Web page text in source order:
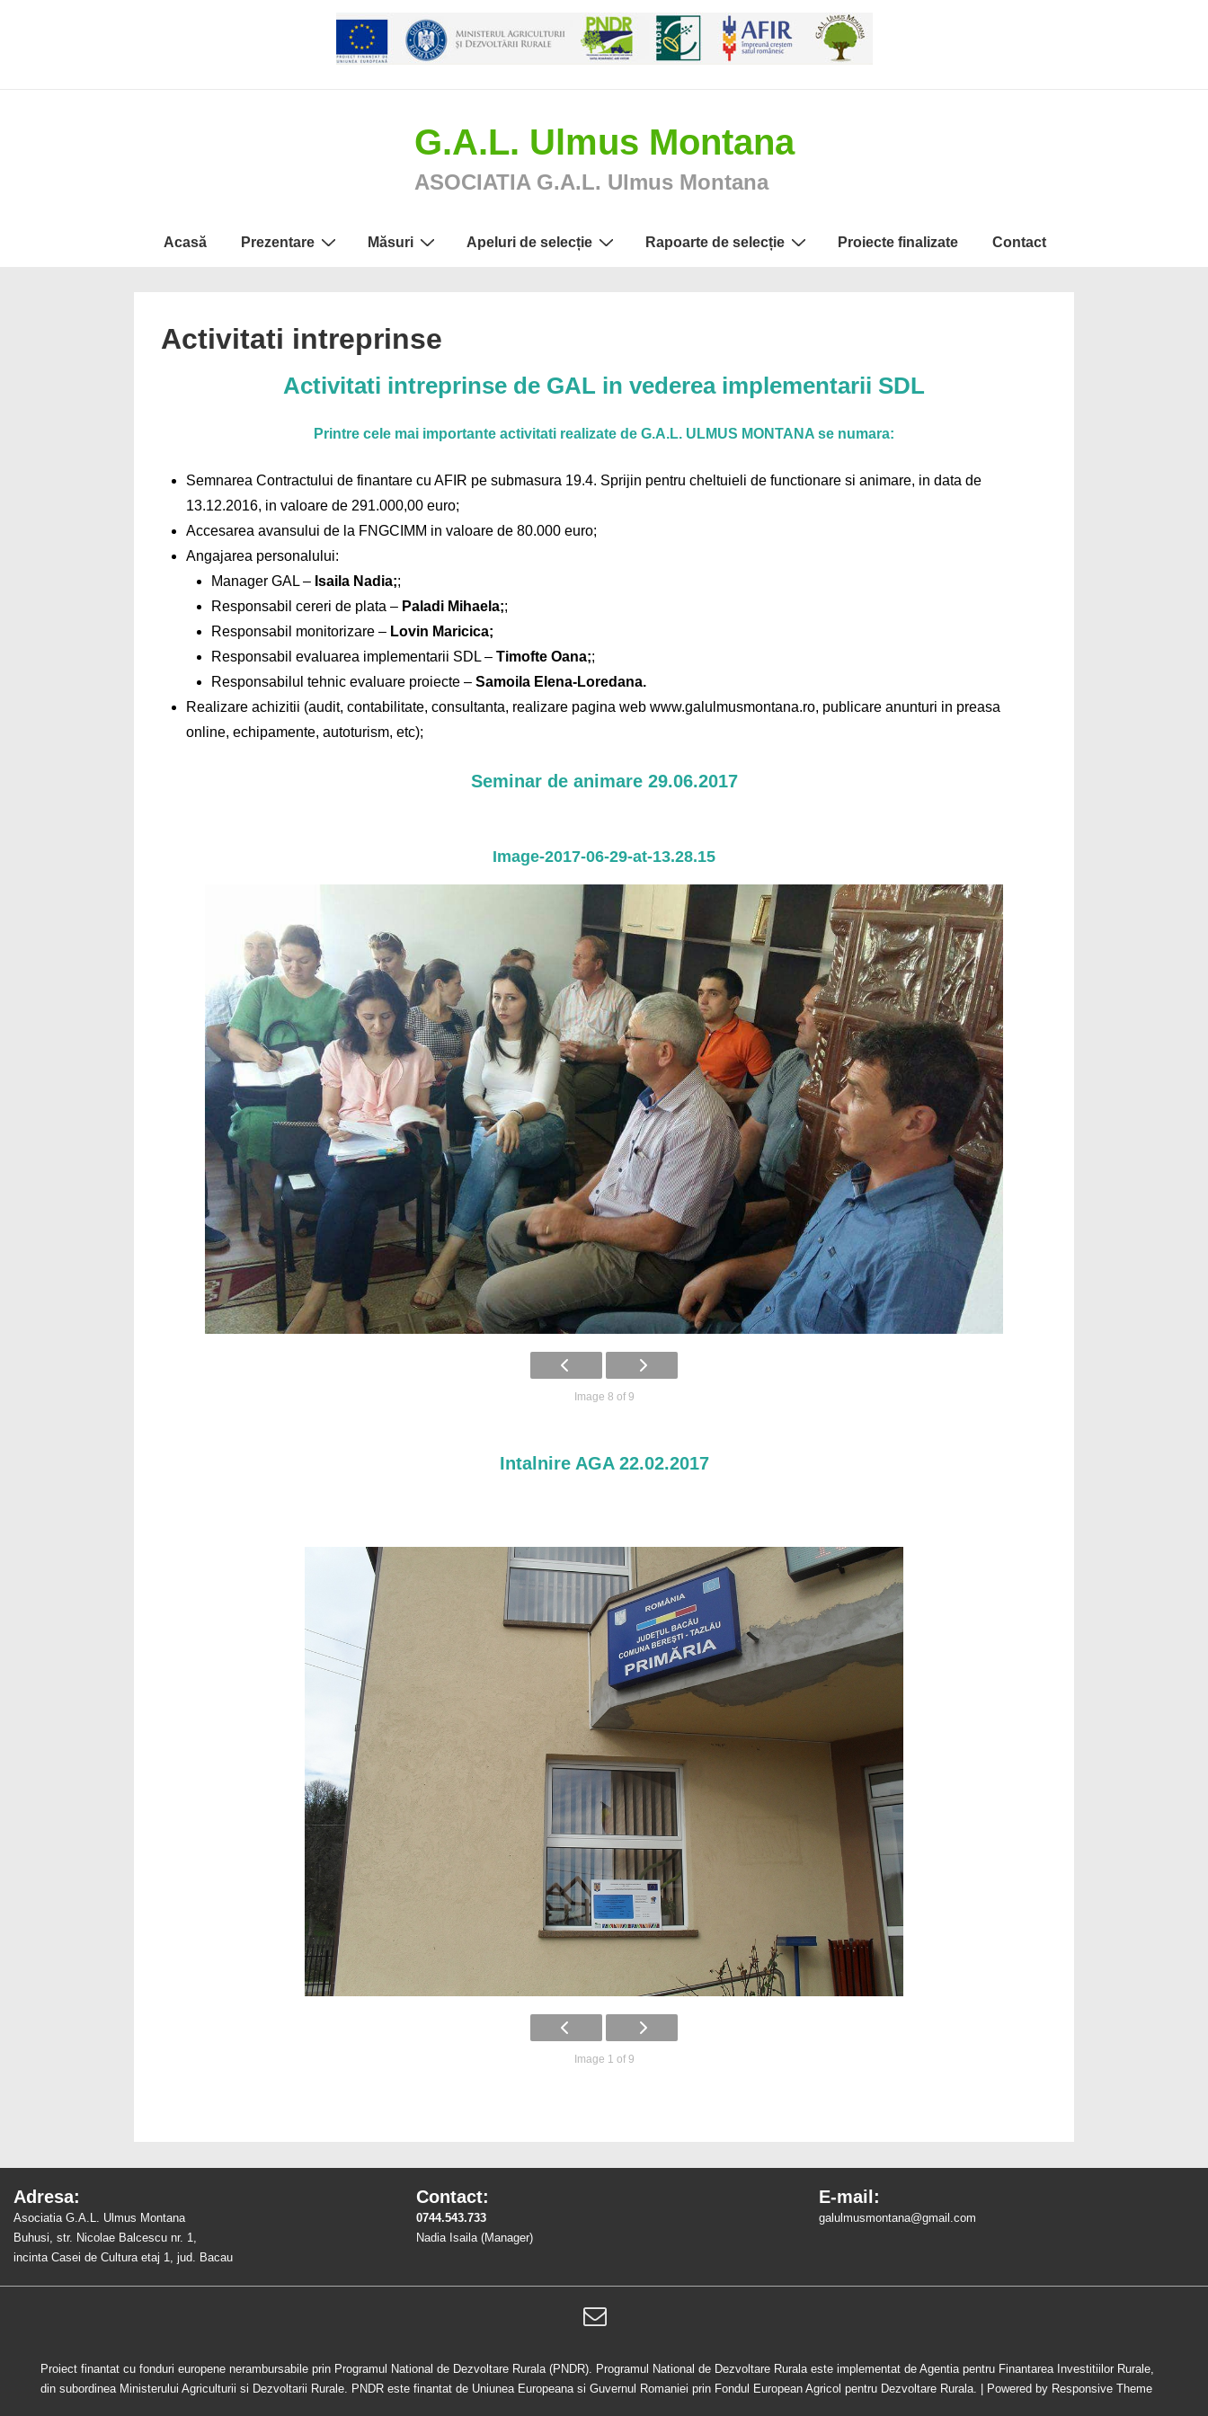
G.A.L. Ulmus Montana
ASOCIATIA G.A.L. Ulmus Montana
Navigare
Acasă Prezentare Măsuri Apeluri de selecție Rapoarte de selecție Proiecte finalizate Contact
Activitati intreprinse
Activitati intreprinse de GAL in vederea implementarii SDL
Printre cele mai importante activitati realizate de G.A.L. ULMUS MONTANA se numara:
Semnarea Contractului de finantare cu AFIR pe submasura 19.4. Sprijin pentru cheltuieli de functionare si animare, in data de
13.12.2016, in valoare de 291.000,00 euro;
Accesarea avansului de la FNGCIMM in valoare de 80.000 euro;
Angajarea personalului:
Manager GAL – Isaila Nadia;;
Responsabil cereri de plata – Paladi Mihaela;;
Responsabil monitorizare – Lovin Maricica;
Responsabil evaluarea implementarii SDL –Timofte Oana;;
Responsabilul tehnic evaluare proiecte –Samoila Elena-Loredana.
Realizare achizitii (audit, contabilitate, consultanta, realizare pagina web www.galulmusmontana.ro, publicare anunturi in preasa
online, echipamente, autoturism, etc);
Seminar de animare 29.06.2017
Image-2017-06-29-at-13.28.15
Image 8 of 9
Intalnire AGA 22.02.2017
Image 1 of 9
Adresa:
Asociatia G.A.L. Ulmus Montana
Buhusi, str. Nicolae Balcescu nr. 1,
incinta Casei de Cultura etaj 1, jud. Bacau
Contact:
0744.543.733
Nadia Isaila (Manager)
E-mail:
galulmusmontana@gmail.com
Proiect finantat cu fonduri europene nerambursabile prin Programul National de Dezvoltare Rurala (PNDR). Programul National de Dezvoltare Rurala este implementat de Agentia pentru Finantarea Investitiilor Rurale,
din subordinea Ministerului Agriculturii si Dezvoltarii Rurale. PNDR este finantat de Uniunea Europeana si Guvernul Romaniei prin Fondul European Agricol pentru Dezvoltare Rurala.
| Powered by Responsive Theme